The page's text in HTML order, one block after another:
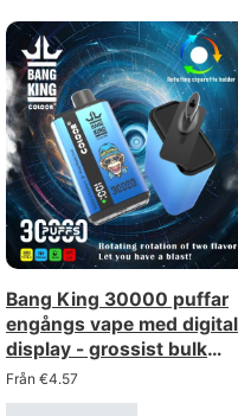
Bang King 30000 puffar
engångs vape med digital
display - grossist bulk
leverans
Från €4.57